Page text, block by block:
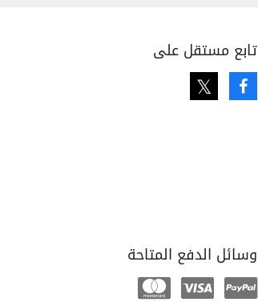
تابع مستقل على
Facebook
Twitter
وسائل الدفع المتاحة
Paypal
Visa